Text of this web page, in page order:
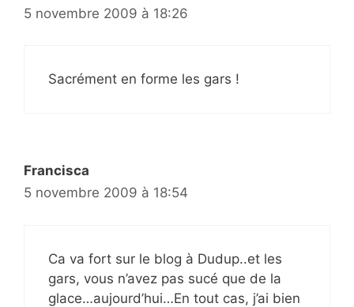
5 novembre 2009 à 18:26
Sacrément en forme les gars !
Francisca
5 novembre 2009 à 18:54
Ca va fort sur le blog à Dudup..et les
gars, vous n’avez pas sucé que de la
glace…aujourd’hui…En tout cas, j’ai bien